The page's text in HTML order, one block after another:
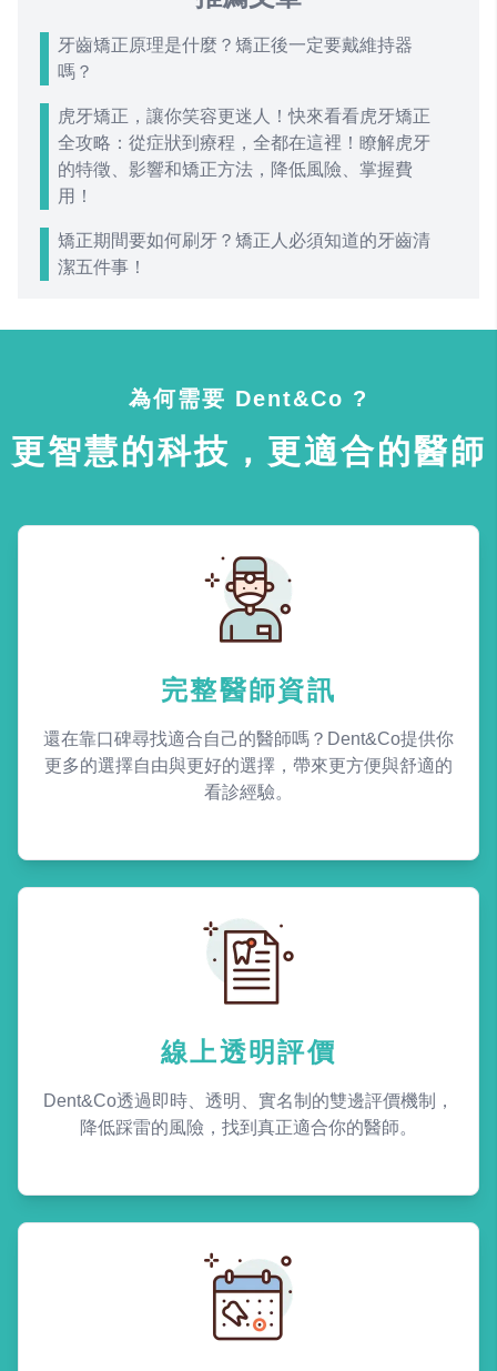
牙齒矯正原理是什麼？矯正後一定要戴維持器
嗎？
虎牙矯正，讓你笑容更迷人！快來看看虎牙矯正
全攻略：從症狀到療程，全都在這裡！瞭解虎牙
的特徵、影響和矯正方法，降低風險、掌握費
用！
矯正期間要如何刷牙？矯正人必須知道的牙齒清
潔五件事！
為何需要 Dent&Co ?
更智慧的科技，更適合的醫師
完整醫師資訊
還在靠口碑尋找適合自己的醫師嗎？Dent&Co提供你
更多的選擇自由與更好的選擇，帶來更方便與舒適的
看診經驗。
線上透明評價
Dent&Co透過即時、透明、實名制的雙邊評價機制，
降低踩雷的風險，找到真正適合你的醫師。